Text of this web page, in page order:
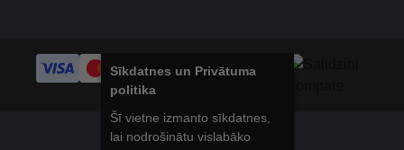
© 2014 - 2025 Balticsport.lv
Sīkdatnes un Privātuma
politika
Šī vietne izmanto sīkdatnes,
lai nodrošinātu vislabāko